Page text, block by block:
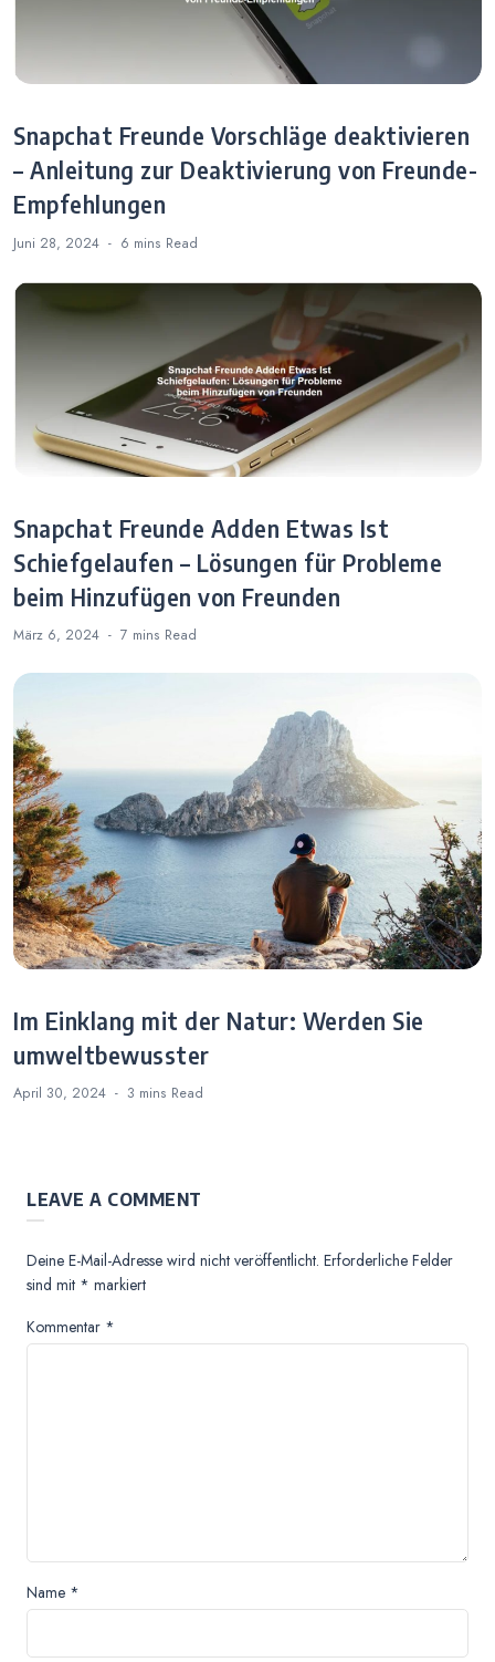
Snapchat Freunde Vorschläge deaktivieren
– Anleitung zur Deaktivierung von Freunde-
Empfehlungen
Juni 28, 2024 6 mins Read
Snapchat Freunde Adden Etwas Ist
Schiefgelaufen – Lösungen für Probleme
beim Hinzufügen von Freunden
März 6, 2024 7 mins Read
Im Einklang mit der Natur: Werden Sie
umweltbewusster
April 30, 2024 3 mins Read
LEAVE A COMMENT
Deine E-Mail-Adresse wird nicht veröffentlicht. Erforderliche Felder
sind mit * markiert
Kommentar *
Name *